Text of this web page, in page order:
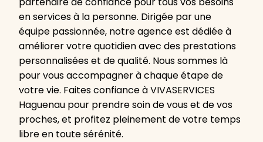
en services à la personne. Dirigée par une
équipe passionnée, notre agence est dédiée à
améliorer votre quotidien avec des prestations
personnalisées et de qualité. Nous sommes là
pour vous accompagner à chaque étape de
votre vie. Faites confiance à VIVASERVICES
Haguenau pour prendre soin de vous et de vos
proches, et profitez pleinement de votre temps
libre en toute sérénité.